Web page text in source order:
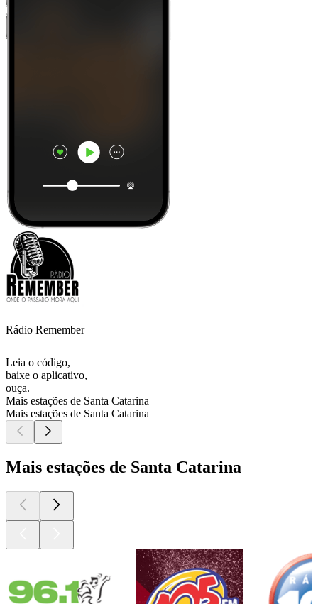
Rádio Remember
Leia o código,
baixe o aplicativo,
ouça.
Mais estações de Santa Catarina
Mais estações de Santa Catarina
Mais estações de Santa Catarina